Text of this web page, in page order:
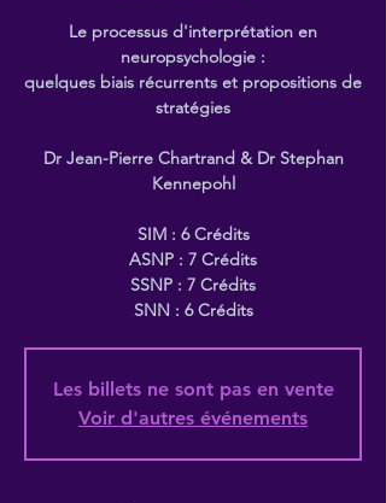
Le processus d'interprétation en
neuropsychologie :
quelques biais récurrents et propositions de
stratégies
Dr Jean-Pierre Chartrand & Dr Stephan
Kennepohl
SIM : 6 Crédits
ASNP : 7 Crédits
SSNP : 7 Crédits
SNN : 6 Crédits
Les billets ne sont pas en vente
Voir d'autres événements